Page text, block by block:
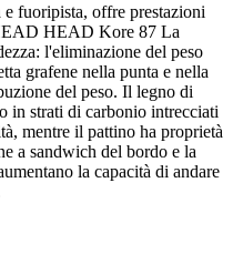
fuoripista, offre prestazioni
HEAD Kore 87 La
l'eliminazione del peso
grafene nella punta e nella
del peso. Il legno di
in strati di carbonio intrecciati
mentre il pattino ha proprietà
a sandwich del bordo e la
la capacità di andare